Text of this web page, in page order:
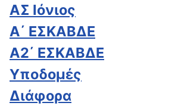
ΑΣ Ιόνιος
Α΄ ΕΣΚΑΒΔΕ
Α2΄ ΕΣΚΑΒΔΕ
Υποδομές
Διάφορα